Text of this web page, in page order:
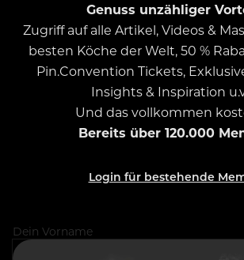
Genuss unzähliger
Zugriff auf alle Artikel, Videos &
besten Köche der Welt, 50 %
Pin.Convention Tickets,
Insights & Inspiration
Und das vollkommen
Bereits über 120.000
Login für bestehende
Dein Vorname